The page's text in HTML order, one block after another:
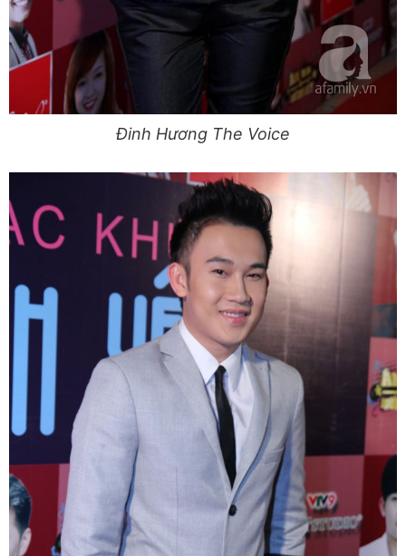
Đinh Hương The Voice